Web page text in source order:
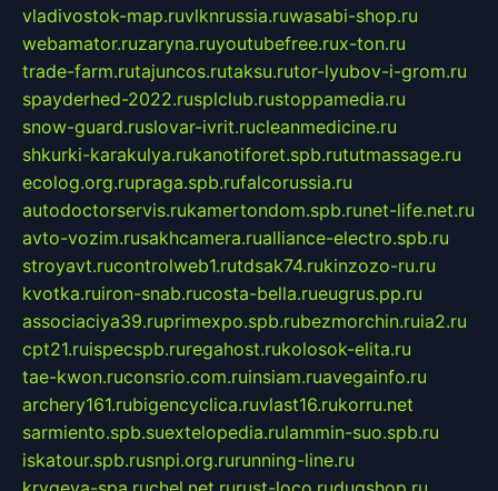
vladivostok-map.ruvlknrussia.ruwasabi-shop.ru
webamator.ruzaryna.ruyoutubefree.rux-ton.ru
trade-farm.rutajuncos.rutaksu.rutor-lyubov-i-grom.ru
spayderhed-2022.rusplclub.rustoppamedia.ru
snow-guard.ruslovar-ivrit.rucleanmedicine.ru
shkurki-karakulya.rukanotiforet.spb.rututmassage.ru
ecolog.org.rupraga.spb.rufalcorussia.ru
autodoctorservis.rukamertondom.spb.runet-life.net.ru
avto-vozim.rusakhcamera.rualliance-electro.spb.ru
stroyavt.rucontrolweb1.rutdsak74.rukinzozo-ru.ru
kvotka.ruiron-snab.rucosta-bella.rueugrus.pp.ru
associaciya39.ruprimexpo.spb.rubezmorchin.ruia2.ru
cpt21.ruispecspb.ruregahost.rukolosok-elita.ru
tae-kwon.ruconsrio.com.ruinsiam.ruavegainfo.ru
archery161.rubigencyclica.ruvlast16.rukorru.net
sarmiento.spb.suextelopedia.rulammin-suo.spb.ru
iskatour.spb.rusnpi.org.rurunning-line.ru